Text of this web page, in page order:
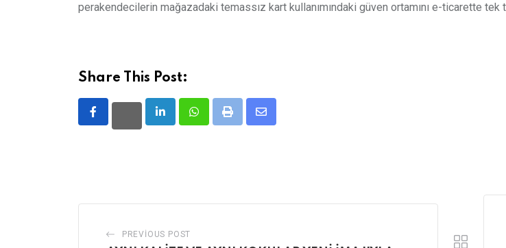
perakendecilerin mağazadaki temassız kart kullanımındaki güven ortamını e-ticarette
Share This Post:
LinkedInWhatsappPrint
Share
PREVIOUS POST